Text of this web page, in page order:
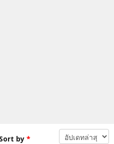
Sort by *